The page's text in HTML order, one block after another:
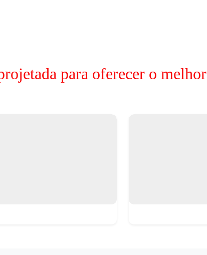
para oferecer o melhor